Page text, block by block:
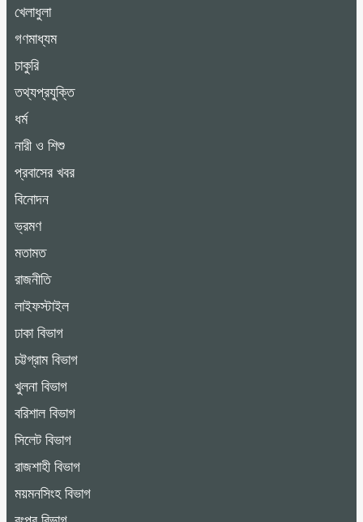
খেলাধুলা
গণমাধ্যম
চাকুরি
তথ্যপ্রযুক্তি
ধর্ম
নারী ও শিশু
প্রবাসের খবর
বিনোদন
ভ্রমণ
মতামত
রাজনীতি
লাইফস্টাইল
ঢাকা বিভাগ
চট্টগ্রাম বিভাগ
খুলনা বিভাগ
বরিশাল বিভাগ
সিলেট বিভাগ
রাজশাহী বিভাগ
ময়মনসিংহ বিভাগ